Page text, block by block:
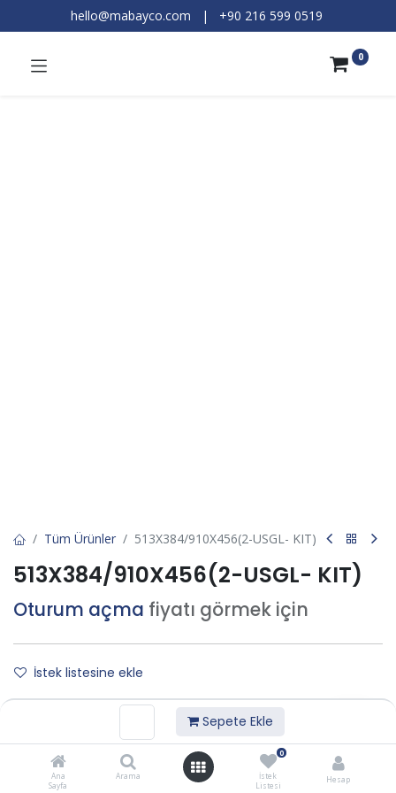
Sepete Ekle
Ana
Sayfa
Arama
0
İstek
Listesi
Hesap
hello@mabayco.com | +90 216 599 0519​
0
Tüm Ürünler 513X384/910X456(2-USGL- KIT)
513X384/910X456(2-USGL- KIT)
Oturum açma fiyatı görmek için
İstek listesine ekle
Teknik Bilgi Formu :